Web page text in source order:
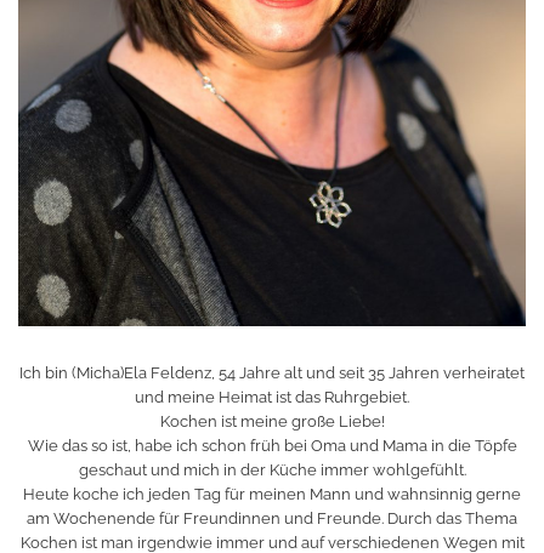
Ich bin (Micha)Ela Feldenz, 54 Jahre alt und seit 35 Jahren verheiratet
und meine Heimat ist das Ruhrgebiet.
Kochen ist meine große Liebe!
Wie das so ist, habe ich schon früh bei Oma und Mama in die Töpfe
geschaut und mich in der Küche immer wohlgefühlt.
Heute koche ich jeden Tag für meinen Mann und wahnsinnig gerne
am Wochenende für Freundinnen und Freunde. Durch das Thema
Kochen ist man irgendwie immer und auf verschiedenen Wegen mit